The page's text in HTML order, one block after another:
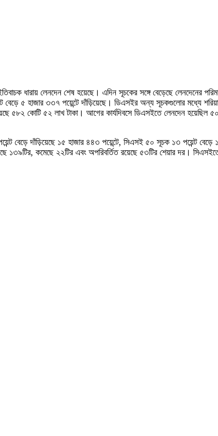
ধারায় লেনদেন শেষ হয়েছে। এদিন সূচকের সঙ্গে বেড়েছে লেনদেনের
বেড়ে ৫ হাজার ৩৩৭ পয়েন্টে দাঁড়িয়েছে। ডিএসইর অন্য সূচকগুলোর মধ্যে
৫৮২ কোটি ৫২ লাখ টাকা। আগের কার্যদিবসে ডিএসইতে লেনদেন হয়েছিল
বেড়ে দাঁড়িয়েছে ১৫ হাজার ৪৪৩ পয়েন্টে, সিএসই ৫০ সূচক ১৩ পয়েন্ট
১৩৯টির, কমেছে ২২টির এবং অপরিবর্তিত রয়েছে ৫৩টির শেয়ার দর।